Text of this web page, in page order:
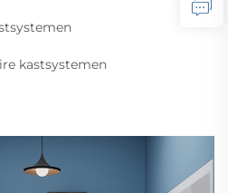
kastsystemen